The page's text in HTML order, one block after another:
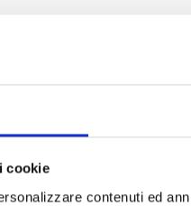
cookie
contenuti ed
12 set15:00
Bridge, Londra